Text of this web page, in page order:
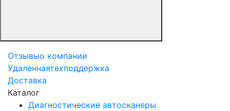
Отзывыо компании
Удаленнаятехподдержка
Доставка
Каталог
Диагностические автосканеры